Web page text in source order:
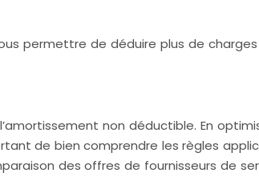
permettre de déduire plus de
non déductible. En
de bien comprendre les règles
des offres de fournisseurs de